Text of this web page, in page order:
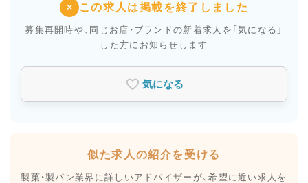
× この求人は掲載を終了しました
募集再開時や、同じお店・ブランドの新着求人を 「気になる」
した方にお知らせします
気になる
似た求人の紹介を受ける
製菓・製パン業界に詳しいアドバイザーが、希望に近い求人を